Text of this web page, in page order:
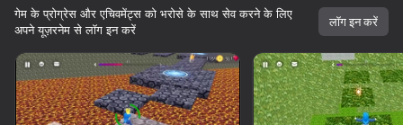
डिवाइस घुमाएँ
यह गेम केवल लैंडस्केप
ओरिएंटेशन का समर्थन करता है
गेम के प्रोग्रेस और एचिवमेंट्स को भरोसे के साथ सेव करने के लिए
अपने यूज़रनेम से लॉग इन करें
लॉग इन करें